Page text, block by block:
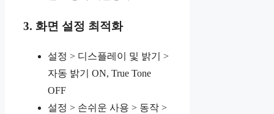
3. 화면 설정 최적화
설정 > 디스플레이 및 밝기 >
자동 밝기 ON, True Tone
OFF
설정 > 손쉬운 사용 > 동작 >